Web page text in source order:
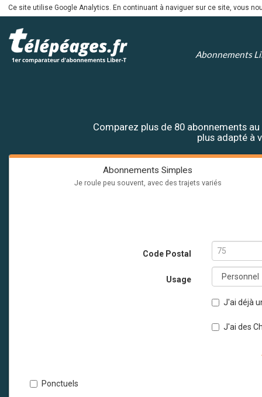
Ce site utilise Google Analytics. En continuant à naviguer sur ce site, vous
Abonnements
Comparez plus de 80 abonnements
plus adapté à
Abonnements Simples
Je roule peu souvent, avec des trajets variés
Code Postal
Usage
J'ai déjà
J'ai des
Ponctuels